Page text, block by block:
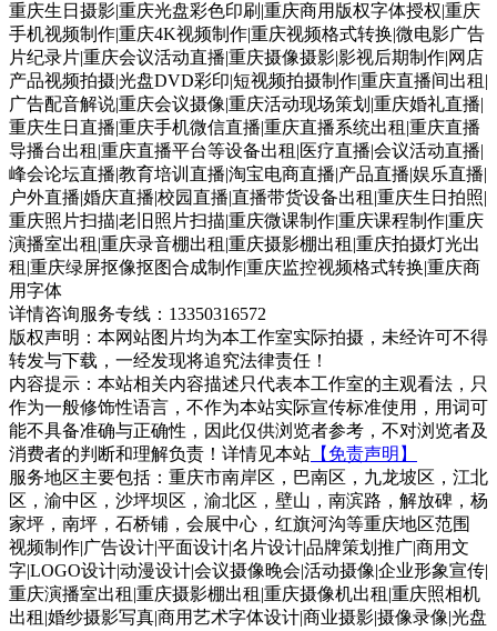
重庆生日摄影|重庆光盘彩色印刷|重庆商用版权字体授权|重庆
手机视频制作|重庆4K视频制作|重庆视频格式转换|微电影广告
片纪录片|重庆会议活动直播|重庆摄像摄影|影视后期制作|网店
产品视频拍摄|光盘DVD彩印|短视频拍摄制作|重庆直播间出租|
广告配音解说|重庆会议摄像|重庆活动现场策划|重庆婚礼直播|
重庆生日直播|重庆手机微信直播|重庆直播系统出租|重庆直播
导播台出租|重庆直播平台等设备出租|医疗直播|会议活动直播|
峰会论坛直播|教育培训直播|淘宝电商直播|产品直播|娱乐直播|
户外直播|婚庆直播|校园直播|直播带货设备出租|重庆生日拍照|
重庆照片扫描|老旧照片扫描|重庆微课制作|重庆课程制作|重庆
演播室出租|重庆录音棚出租|重庆摄影棚出租|重庆拍摄灯光出
租|重庆绿屏抠像抠图合成制作|重庆监控视频格式转换|重庆商
用字体
详情咨询服务专线：13350316572
版权声明：本网站图片均为本工作室实际拍摄，未经许可不得
转发与下载，一经发现将追究法律责任！
内容提示：本站相关内容描述只代表本工作室的主观看法，只
作为一般修饰性语言，不作为本站实际宣传标准使用，用词可
能不具备准确与正确性，因此仅供浏览者参考，不对浏览者及
消费者的判断和理解负责！详情见本站 【免责声明】
服务地区主要包括：重庆市南岸区，巴南区，九龙坡区，江北
区，渝中区，沙坪坝区，渝北区，壁山，南滨路，解放碑，杨
家坪，南坪，石桥铺，会展中心，红旗河沟等重庆地区范围
视频制作|广告设计|平面设计|名片设计|品牌策划推广|商用文
字|LOGO设计|动漫设计|会议摄像晚会|活动摄像|企业形象宣传|
重庆演播室出租|重庆摄影棚出租|重庆摄像机出租|重庆照相机
出租|婚纱摄影写真|商用艺术字体设计|商业摄影|摄像录像|光盘